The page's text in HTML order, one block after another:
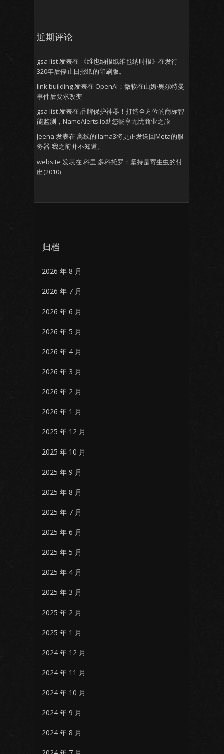
近期评论
gsa list发表在
《维也纳报纸维也纳时报》在发行
320年后停止日报纸的印刷版。
link building发表在 OpenAI：微软在山姆·奥尔特曼
事件后要求改变
gsa list发表在 品牌保护神器！打造全方位的商标智
能监测，NameAlerts.io助您畅享无忧商业之旅
Jeena 发表在 离线的llama3将更正发送回Meta的服
务器-我之前并不知道。
website 发表在 科里·多科托罗：坚持是寄生虫的付
出(2010)
归档
2026 年 8 月
2026 年 7 月
2026 年 6 月
2026 年 5 月
2026 年 4 月
2026 年 3 月
2026 年 2 月
2026 年 1 月
2025 年 12 月
2025 年 10 月
2025 年 9 月
2025 年 8 月
2025 年 7 月
2025 年 6 月
2025 年 5 月
2025 年 4 月
2025 年 3 月
2025 年 2 月
2025 年 1 月
2024 年 12 月
2024 年 11 月
2024 年 10 月
2024 年 9 月
2024 年 8 月